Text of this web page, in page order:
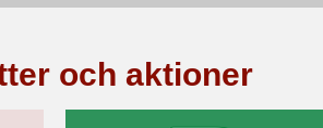
och aktioner